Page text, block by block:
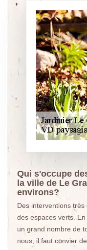
Qui s'occupe
la ville de Le
environs?
Des interventions
des espaces verts.
un grand nombre de
nous, il faut convier